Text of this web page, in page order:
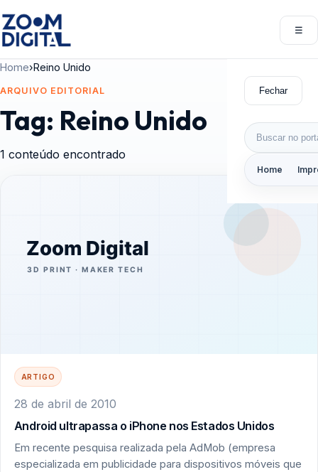
☰
Fechar
Buscar por:
Home
Home›Reino Unido
ARQUIVO EDITORIAL
Tag: Reino Unido
1 conteúdo encontrado
ARTIGO
28 de abril de 2010
Android ultrapassa o iPhone nos Estados Unidos
Em recente pesquisa realizada pela AdMob (empresa
especializada em publicidade para dispositivos móveis que